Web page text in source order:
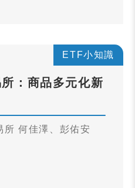
ETF小知識
：商品多元化新
所 何佳澤、彭佑安